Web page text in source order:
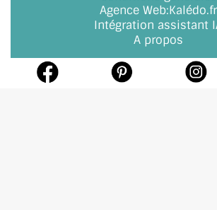
Agence Web:Kalédo.fr
Intégration assistant
A propos